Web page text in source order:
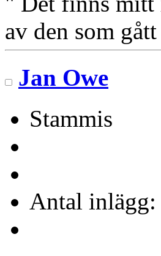
av den som
Jan Owe
Stammis
Antal inlägg: